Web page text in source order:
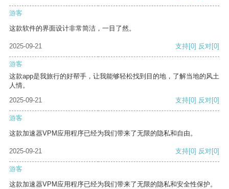
游客
这款软件的界面设计非常简洁，一目了然。
2025-09-21 支持[0] 反对[0]
游客
这款app是我旅行的好帮手，让我能够轻松找到目的地，了解当地的风土
人情。
2025-09-21
支持[0] 反对[0]
游客
这款加速器VPM应用程序已经为我们带来了无限的隐私和自由。
2025-09-21 支持[0] 反对[0]
游客
这款加速器VPM应用程序已经为我们带来了无限的隐私和安全性保护。